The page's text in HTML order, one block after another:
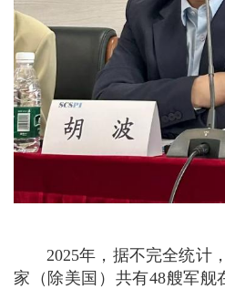
2025年，据不完全统计
家（除美国）共有48艘军舰